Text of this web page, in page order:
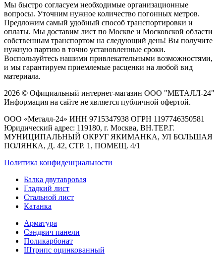
Мы быстро согласуем необходимые организационные
вопросы. Уточним нужное количество погонных метров.
Предложим самый удобный способ транспортировки и
оплаты. Мы доставим лист по Москве и Московской области
собственным транспортом на следующий день! Вы получите
нужную партию в точно установленные сроки.
Воспользуйтесь нашими привлекательными возможностями,
и мы гарантируем приемлемые расценки на любой вид
материала.
2026 © Официальный интернет-магазин ООО "МЕТАЛЛ-24"
Информация на сайте не является публичной офертой.
ООО «Металл-24» ИНН 9715347938 ОГРН 1197746350581
Юридический адрес: 119180, г. Москва, ВН.ТЕР.Г.
МУНИЦИПАЛЬНЫЙ ОКРУГ ЯКИМАНКА, УЛ БОЛЬШАЯ
ПОЛЯНКА, Д. 42, СТР. 1, ПОМЕЩ. 4/1
Политика конфиденциальности
Балка двутавровая
Гладкий лист
Стальной лист
Катанка
Арматура
Сэндвич панели
Поликарбонат
Штрипс оцинкованный